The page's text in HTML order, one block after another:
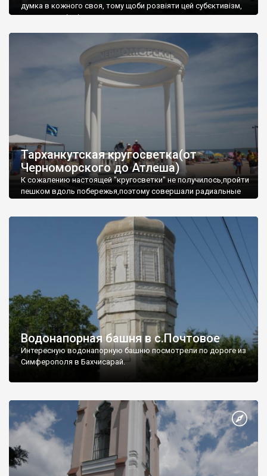
думка в кожного своя, тому щоби розвіяти цей субєктивізм,
запрошую відвідати це
Тарханкутская кругосветка(от
Черноморского до Атлеша)
К сожалению настоящей "кругосветки" не получилось,пройти
пешком вдоль побережья,поэтому совершали радиальные
Водонапорная башня в с.Почтовое
Интересную водонапорную башню посмотрели по дороге из
Симферополя в Бахчисарай.